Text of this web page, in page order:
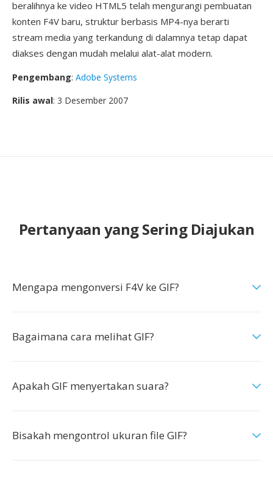
beralihnya ke video HTML5 telah mengurangi pembuatan
konten F4V baru, struktur berbasis MP4-nya berarti
stream media yang terkandung di dalamnya tetap dapat
diakses dengan mudah melalui alat-alat modern.
Pengembang: Adobe Systems
Rilis awal: 3 Desember 2007
Pertanyaan yang Sering Diajukan
Mengapa mengonversi F4V ke GIF?
Bagaimana cara melihat GIF?
Apakah GIF menyertakan suara?
Bisakah mengontrol ukuran file GIF?